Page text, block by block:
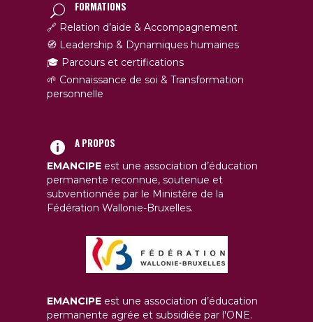
FORMATIONS
🔗 Relation d’aide & Accompagnement
🧭 Leadership & Dynamiques humaines
🎓 Parcours et certifications
🌱 Connaissance de soi & Transformation
personnelle
A PROPOS
EMANCIPE est une association d’éducation
permanente reconnue, soutenue et
subventionnée par le Ministère de la
Fédération Wallonie-Bruxelles.
EMANCIPE est une association d’éducation
permanente agrée et subsidiée par l'ONE.